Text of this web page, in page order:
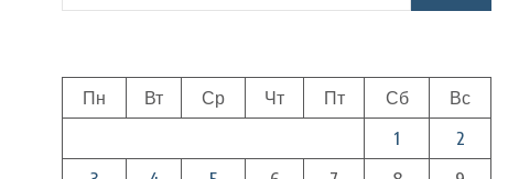
Пн Вт Ср Чт Пт Сб
Вс
1
2